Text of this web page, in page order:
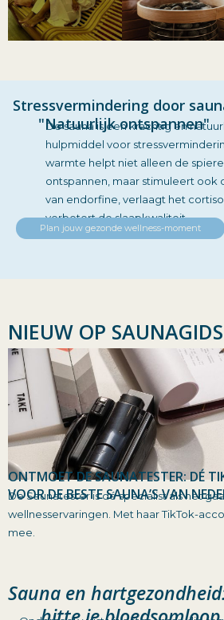
Stressvermindering door
"Natuurlijk ontspannen"
De sauna is een krachtig en
hulpmiddel voor
warmte helpt niet alleen de
ontspannen, maar stimuleert ook
van endorfine, verlaagt het
verbetert de slaapkwaliteit.
Plan jouw gezonde wellness-moment
NIEUW OP SAUNAGIDS
ONTMOET DE SAUNATESTER: DÉ
VOOR DE BESTE SAUNA’S VAN
De Saunatester is dé specialist als het
wellnesservaringen. Met haar TikTok-
mee.
Sauna en